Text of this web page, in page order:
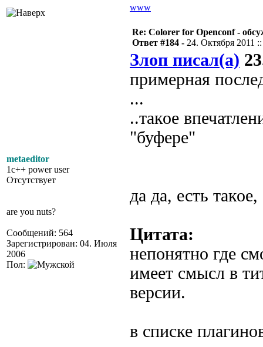
www
metaeditor
1c++ power user
Отсутствует
are you nuts?
Сообщений: 564
Зарегистрирован: 04. Июля
2006
Пол:
Re: Colorer for Openconf -
Ответ #184 - 24. Октября 2011
Злоп писал(а)
примерная
...
..такое
"буфере"
да да, есть
Цитата:
непонятно где
имеет смысл в
версии.
в списке